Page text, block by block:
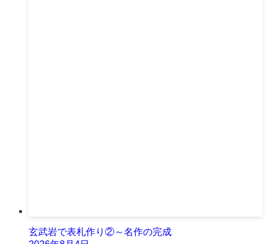
玄武岩で表札作り②～名作の完成